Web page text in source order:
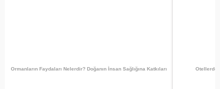
Ormanların Faydaları Nelerdir? Doğanın İnsan Sağlığına Katkıları Otellerde